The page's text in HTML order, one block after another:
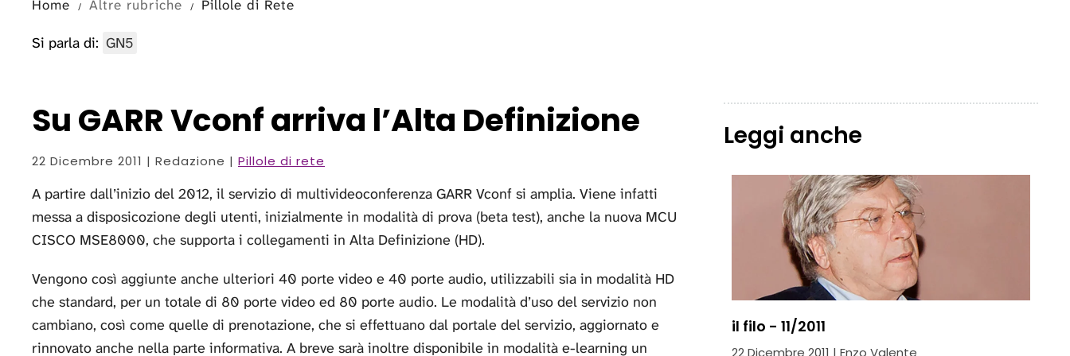
Home Altre rubriche Pillole di Rete
Si parla di: GN5
Su GARR Vconf arriva l’Alta Definizione
22 Dicembre 2011 | Redazione | Pillole di rete
A partire dall’inizio del 2012, il servizio di multivideoconferenza GARR Vconf si amplia. Viene infatti
messa a disposicozione degli utenti, inizialmente in modalità di prova (beta test), anche la nuova MCU
CISCO MSE8000, che supporta i collegamenti in Alta Definizione (HD).
Vengono così aggiunte anche ulteriori 40 porte video e 40 porte audio, utilizzabili sia in modalità HD
che standard, per un totale di 80 porte video ed 80 porte audio. Le modalità d’uso del servizio non
cambiano, così come quelle di prenotazione, che si effettuano dal portale del servizio, aggiornato e
rinnovato anche nella parte informativa. A breve sarà inoltre disponibile in modalità e-learning un
Leggi anche
il filo - 11/2011
22 Dicembre 2011 | Enzo Valente